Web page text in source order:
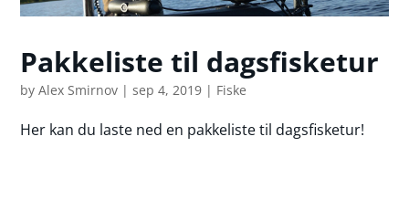
Pakkeliste til dagsfisketur
byAlex Smirnov |sep 4, 2019 | Fiske
Her kan du laste ned en pakkeliste til dagsfisketur!